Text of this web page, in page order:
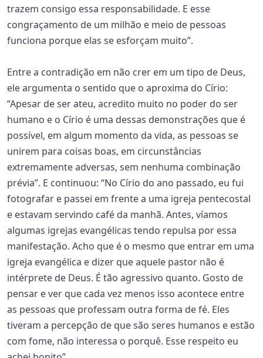
trazem consigo essa responsabilidade. E esse
congraçamento de um milhão e meio de pessoas
funciona porque elas se esforçam muito”.
Entre a contradição em não crer em um tipo de Deus,
ele argumenta o sentido que o aproxima do Círio:
“Apesar de ser ateu, acredito muito no poder do ser
humano e o Círio é uma dessas demonstrações que é
possível, em algum momento da vida, as pessoas se
unirem para coisas boas, em circunstâncias
extremamente adversas, sem nenhuma combinação
prévia”. E continuou: “No Círio do ano passado, eu fui
fotografar e passei em frente a uma igreja pentecostal
e estavam servindo café da manhã. Antes, víamos
algumas igrejas evangélicas tendo repulsa por essa
manifestação. Acho que é o mesmo que entrar em uma
igreja evangélica e dizer que aquele pastor não é
intérprete de Deus. É tão agressivo quanto. Gosto de
pensar e ver que cada vez menos isso acontece entre
as pessoas que professam outra forma de fé. Eles
tiveram a percepção de que são seres humanos e estão
com fome, não interessa o porquê. Esse respeito eu